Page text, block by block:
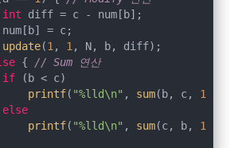
int
update(1 , 1
{ // Sum 연산
if
printf( "%lld\n" , sum(b, c, 1
else
printf( "%lld\n" , sum(c, b, 1